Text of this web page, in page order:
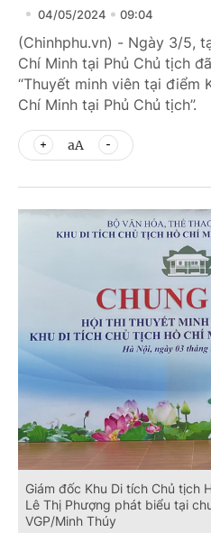
04/05/2024 09:04
(Chinhphu.vn) - Ngày 3/5,
Chí Minh tại Phủ Chủ tịch
“Thuyết minh viên tại điểm
Chí Minh tại Phủ Chủ tịch”.
aA
Giám đốc Khu Di tích Chủ tịch
Lê Thị Phượng phát biểu tại
VGP/Minh Thúy